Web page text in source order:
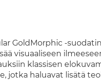
GoldMorphic -
visuaaliseen
klassisen
jotka haluavat lisätä